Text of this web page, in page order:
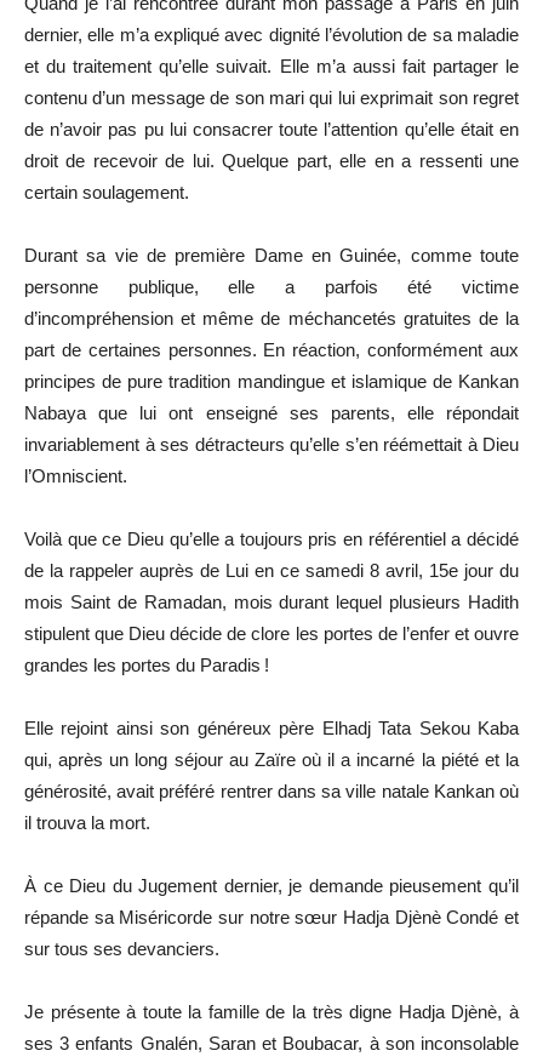
dernier, elle m’a expliqué avec dignité l’évolution de sa maladie
et du traitement qu’elle suivait. Elle m’a aussi fait partager le
contenu d’un message de son mari qui lui exprimait son regret
de n’avoir pas pu lui consacrer toute l’attention qu’elle était en
droit de recevoir de lui. Quelque part, elle en a ressenti une
certain soulagement.
Durant sa vie de première Dame en Guinée, comme toute
personne publique, elle a parfois été victime
d’incompréhension et même de méchancetés gratuites de la
part de certaines personnes. En réaction, conformément aux
principes de pure tradition mandingue et islamique de Kankan
Nabaya que lui ont enseigné ses parents, elle répondait
invariablement à ses détracteurs qu’elle s’en réémettait à Dieu
l’Omniscient.
Voilà que ce Dieu qu’elle a toujours pris en référentiel a décidé
de la rappeler auprès de Lui en ce samedi 8 avril, 15e jour du
mois Saint de Ramadan, mois durant lequel plusieurs Hadith
stipulent que Dieu décide de clore les portes de l’enfer et ouvre
grandes les portes du Paradis !
Elle rejoint ainsi son généreux père Elhadj Tata Sekou Kaba
qui, après un long séjour au Zaïre où il a incarné la piété et la
générosité, avait préféré rentrer dans sa ville natale Kankan où
il trouva la mort.
À ce Dieu du Jugement dernier, je demande pieusement qu’il
répande sa Miséricorde sur notre sœur Hadja Djènè Condé et
sur tous ses devanciers.
Je présente à toute la famille de la très digne Hadja Djènè, à
ses 3 enfants Gnalén, Saran et Boubacar, à son inconsolable